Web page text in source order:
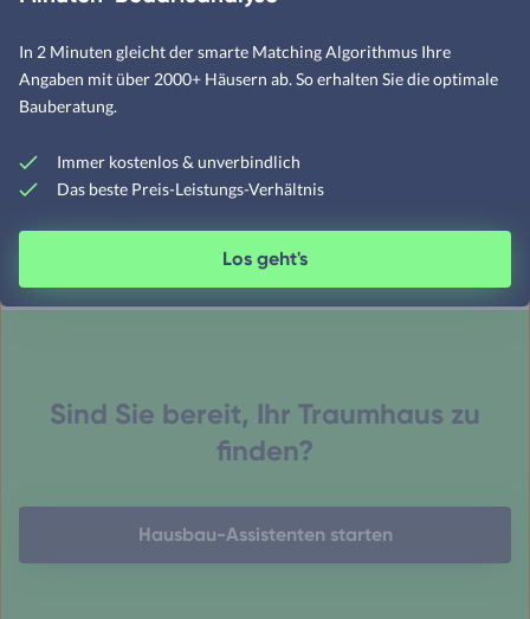
Architektenhaus bauen
Hausanbieter Vergleich
Immobilienmakler nutzen?
Fertighaus-Gewährleistung
Erstgespräch Tipps
Sind Sie bereit, Ihr Traumhaus zu
finden?
Hausbau-Assistenten starten
In 2 Minuten gleicht der smarte Matching Algorithmus Ihre
Angaben mit über 2000+ Häusern ab. So erhalten Sie die optimale
Bauberatung.
Immer kostenlos & unverbindlich
Das beste Preis-Leistungs-Verhältnis
Los geht's